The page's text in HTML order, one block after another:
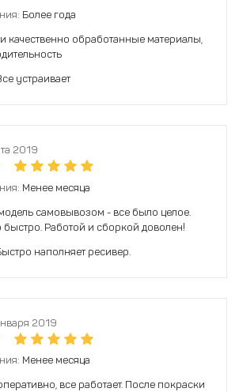
Более года
качественно обработанные материалы,
устраивает
2019
Менее месяца
самовывозом - все было целое.
быстро. Работой и сборкой доволен!
наполняет ресивер.
2019
Менее месяца
все работает. После покраски